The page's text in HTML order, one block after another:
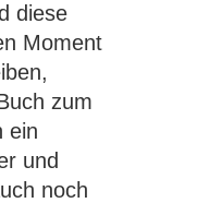
diese
Moment
zum
ein
und
noch